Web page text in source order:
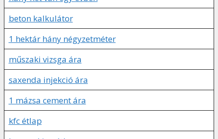
beton kalkulátor
1 hektár hány négyzetméter
műszaki vizsga ára
saxenda injekció ára
1 mázsa cement ára
kfc étlap